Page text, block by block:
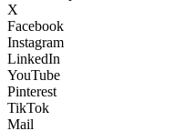
X
Facebook
Instagram
LinkedIn
YouTube
Pinterest
TikTok
Mail